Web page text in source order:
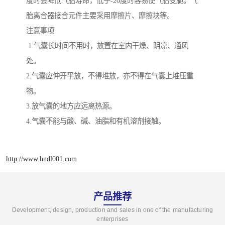
胎离合器接合元件主要采用摩擦片、摩擦块等。
注意事项
1.气囊长时间不用时，放置在室内干燥、阴凉、通风
处。
2.气囊应伸开平放，不得堆放，亦不得在气囊上堆压重
物。
3.放气囊的地方应远离热源。
4.气囊不能与酸、碱、油脂和有机溶剂接触。
http://www.hndl001.com
产品推荐
Development, design, production and sales in one of the manufacturing
enterprises